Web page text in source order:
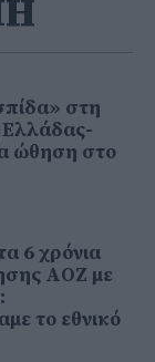
στη
ώθηση στο
6 χρόνια
ΑΟΖ με
το εθνικό